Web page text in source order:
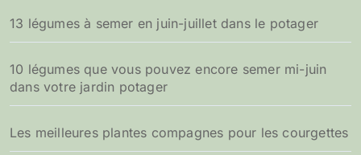
13 légumes à semer en juin-juillet dans le potager
10 légumes que vous pouvez encore semer mi-juin
dans votre jardin potager
Les meilleures plantes compagnes pour les courgettes